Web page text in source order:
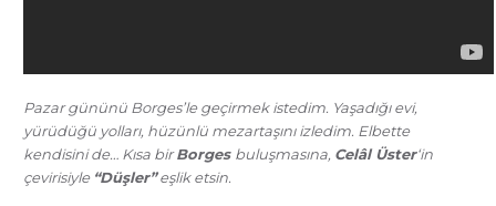
Pazar gününü Borges’le geçirmek istedim. Yaşadığı evi,
yürüdüğü yolları, hüzünlü mezartaşını izledim. Elbette
kendisini de… Kısa birBorges buluşmasına, Celâl Üster‘in
çevirisiyle “Düşler”eşlik etsin.